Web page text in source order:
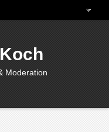
Moderation